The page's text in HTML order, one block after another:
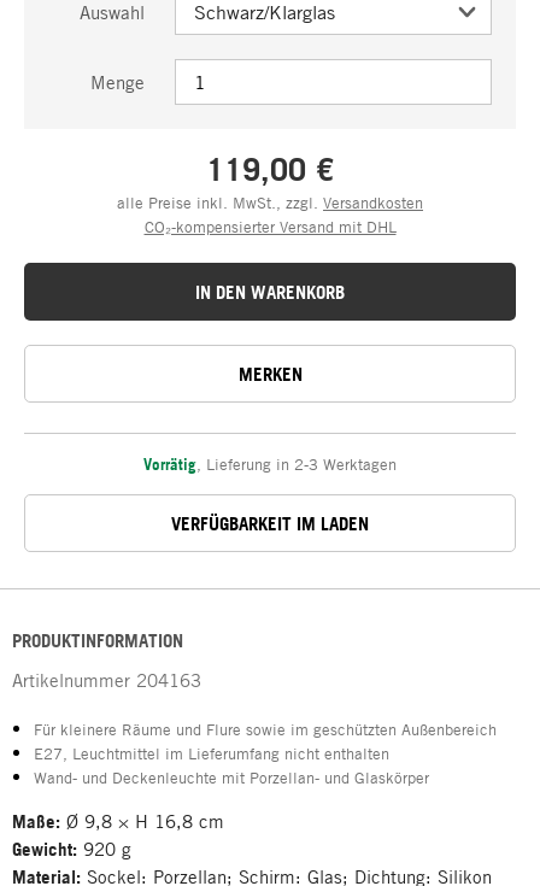
Auswahl
Menge
119,00 €
alle Preise inkl. MwSt., zzgl. Versandkosten
CO₂-kompensierter Versand mit DHL
IN DEN WARENKORB
MERKEN
Vorrätig Lieferung in 2-3 Werktagen
VERFÜGBARKEIT IM LADEN
PRODUKTINFORMATION
Artikelnummer 204163
Für kleinere Räume und Flure sowie im geschützten Außenbereich
E27, Leuchtmittel im Lieferumfang nicht enthalten
Wand- und Deckenleuchte mit Porzellan- und Glaskörper
Maße: Ø 9,8 × H 16,8 cm
Gewicht: 920 g
Material: Sockel: Porzellan; Schirm: Glas; Dichtung: Silikon